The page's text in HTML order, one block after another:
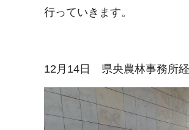
行っていきます。
12月14日 県央農林事務所